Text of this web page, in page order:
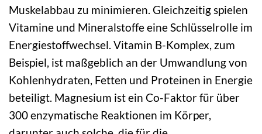
Muskelabbau zu minimieren. Gleichzeitig spielen
Vitamine und Mineralstoffe eine Schlüsselrolle im
Energiestoffwechsel. Vitamin B-Komplex, zum
Beispiel, ist maßgeblich an der Umwandlung von
Kohlenhydraten, Fetten und Proteinen in Energie
beteiligt. Magnesium ist ein Co-Faktor für über
300 enzymatische Reaktionen im Körper,